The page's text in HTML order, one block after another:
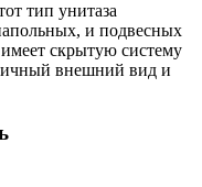
тип унитаза
и подвесных
скрытую систему
внешний вид и